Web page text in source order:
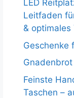
LED
Leitfaden
& optimales
Geschenke
Feinste
Taschen –